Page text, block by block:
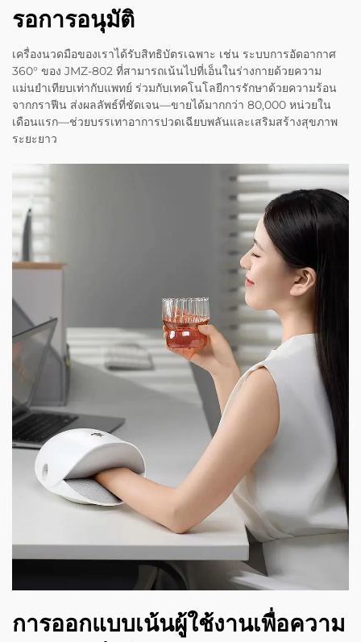
รอการอนุมัติ
เครื่องนวดมือของเราได้รับสิทธิบัตรเฉพาะ เช่น ระบบการอัดอากาศ
360° ของ JMZ-802 ที่สามารถเน้นไปที่เอ็นในร่างกายด้วยความ
แม่นยำเทียบเท่ากับแพทย์ ร่วมกับเทคโนโลยีการรักษาด้วยความร้อน
จากกราฟีน ส่งผลลัพธ์ที่ชัดเจน—ขายได้มากกว่า 80,000 หน่วยใน
เดือนแรก—ช่วยบรรเทาอาการปวดเฉียบพลันและเสริมสร้างสุขภาพ
ระยะยาว
การออกแบบเน้นผู้ใช้งานเพื่อความ